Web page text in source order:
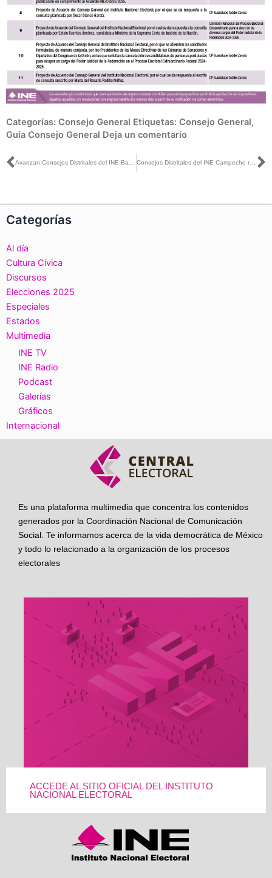
Categorías: Consejo General Etiquetas: Consejo General,
Guía Consejo General Deja un comentario
Ant Avanzan Consejos Distritales del INE Baja California en organización del Proceso para elegir cargos del Poder Judicial de la Federación Consejos Distritales del INE Campeche recibieron más de 4 millones de boletas del PEEPJF 2024-2025
Categorías
Al día
Cultura Cívica
Discursos
Elecciones 2025
Especiales
Estados
Multimedia
INE TV
INE Radio
Podcast
Galerías
Gráficos
Internacional
Es una plataforma multimedia que concentra los contenidos
generados por la Coordinación Nacional de Comunicación
Social. Te informamos acerca de la vida democrática de México
y todo lo relacionado a la organización de los procesos
electorales
ACCEDE AL SITIO OFICIAL DEL INSTITUTO
NACIONAL ELECTORAL